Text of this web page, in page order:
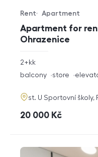
Apartment for
Ohrazenice
Offer type
Rent
Property type
Apartment
rozměry
disposition
2+kk
funkce
balcony store
adresa
st. U Sportovní školy,
cena
20 000 Kč